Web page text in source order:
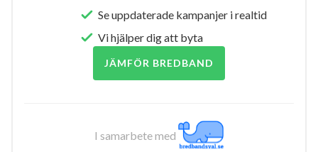
Se uppdaterade kampanjer i realtid
Vi hjälper dig att byta
JÄMFÖR BREDBAND
I samarbete med